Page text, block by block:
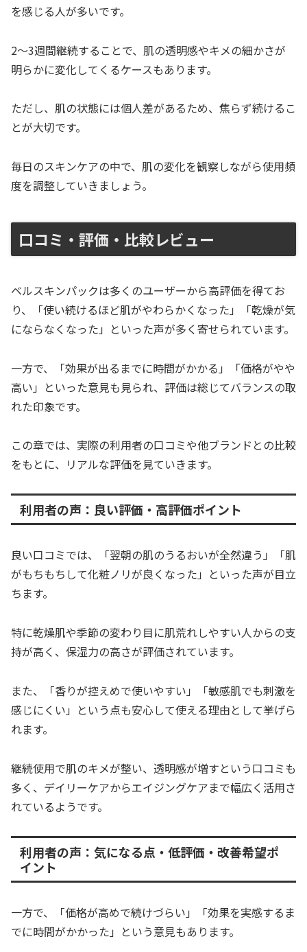
を感じる人が多いです。
2〜3週間継続することで、肌の透明感やキメの細かさが
明らかに変化してくるケースもあります。
ただし、肌の状態には個人差があるため、焦らず続けるこ
とが大切です。
毎日のスキンケアの中で、肌の変化を観察しながら使用頻
度を調整していきましょう。
口コミ・評価・比較レビュー
ベルスキンパックは多くのユーザーから高評価を得てお
り、「使い続けるほど肌がやわらかくなった」「乾燥が気
にならなくなった」といった声が多く寄せられています。
一方で、「効果が出るまでに時間がかかる」「価格がやや
高い」といった意見も見られ、評価は総じてバランスの取
れた印象です。
この章では、実際の利用者の口コミや他ブランドとの比較
をもとに、リアルな評価を見ていきます。
利用者の声：良い評価・高評価ポイント
良い口コミでは、「翌朝の肌のうるおいが全然違う」「肌
がもちもちして化粧ノリが良くなった」といった声が目立
ちます。
特に乾燥肌や季節の変わり目に肌荒れしやすい人からの支
持が高く、保湿力の高さが評価されています。
また、「香りが控えめで使いやすい」「敏感肌でも刺激を
感じにくい」という点も安心して使える理由として挙げら
れます。
継続使用で肌のキメが整い、透明感が増すという口コミも
多く、デイリーケアからエイジングケアまで幅広く活用さ
れているようです。
利用者の声：気になる点・低評価・改善希望ポ
イント
一方で、「価格が高めで続けづらい」「効果を実感するま
でに時間がかかった」という意見もあります。